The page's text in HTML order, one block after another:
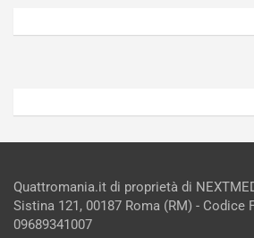
Admin
Admin
Quattromania.it di proprietà di
Sistina 121, 00187 Roma (RM) - Codice
09689341007